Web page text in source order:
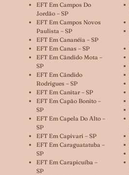
EFT Em Campos Do
Jordão – SP
EFT Em Campos Novos
Paulista – SP
EFT Em Cananéia – SP
EFT Em Canas – SP
EFT Em Cândido Mota –
SP
EFT Em Cândido
Rodrigues – SP
EFT Em Canitar – SP
EFT Em Capão Bonito –
SP
EFT Em Capela Do Alto –
SP
EFT Em Capivari – SP
EFT Em Caraguatatuba –
SP
EFT Em Carapicuíba –
SP